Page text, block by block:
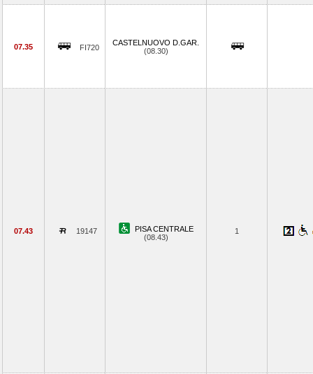
07.35 FI720
CASTELNUOVO D.GAR.
(08.30)
07.43 19147
PISA CENTRALE
(08.43)
1